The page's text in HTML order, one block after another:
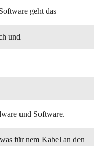
geht das
und
und Software.
für nem Kabel an den